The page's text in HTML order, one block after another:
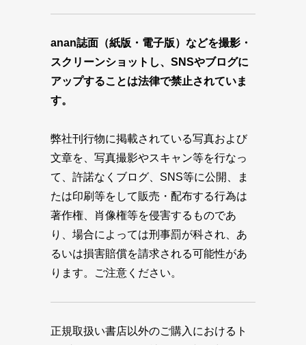
anan誌面（紙版・電子版）などを撮影・
スクリーンショットし、SNSやブログに
アップすることは法律で禁止されていま
す。
弊社刊行物に掲載されている写真および
文章を、写真撮影やスキャン等を行なっ
て、許諾なくブログ、SNS等に公開、ま
たは印刷等をして販売・配布する行為は
著作権、肖像権等を侵害するものであ
り、場合によっては刑事罰が科され、あ
るいは損害賠償を請求される可能性があ
ります。ご注意ください。
正規取扱い書店以外のご購入におけるト